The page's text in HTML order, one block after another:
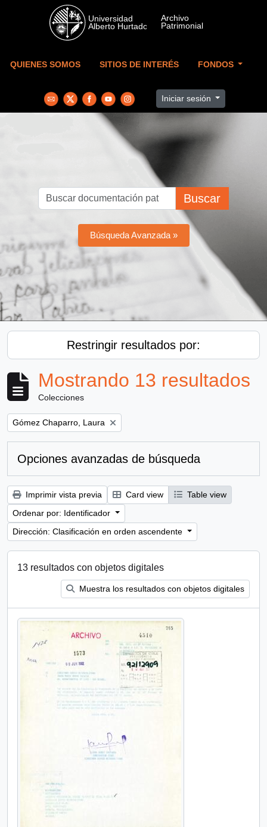
Skip to main content
QUIENES SOMOS SITIOS DE INTERÉS FONDOS
Iniciar sesión
Buscar
Búsqueda Avanzada »
Restringir resultados por:
Mostrando 13 resultados
Colecciones
Remove filter:
Gómez Chaparro, Laura
Opciones avanzadas de búsqueda
Imprimir vista previa Card view
Table view
Ordenar por: Identificador
Dirección: Clasificación en orden ascendente
13 resultados con objetos digitales
Muestra los resultados con objetos digitales